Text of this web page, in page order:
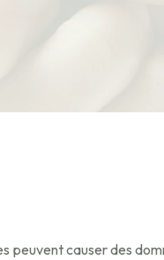
peuvent causer des